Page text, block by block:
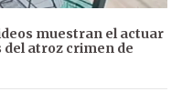
muestran el actuar
del atroz crimen de